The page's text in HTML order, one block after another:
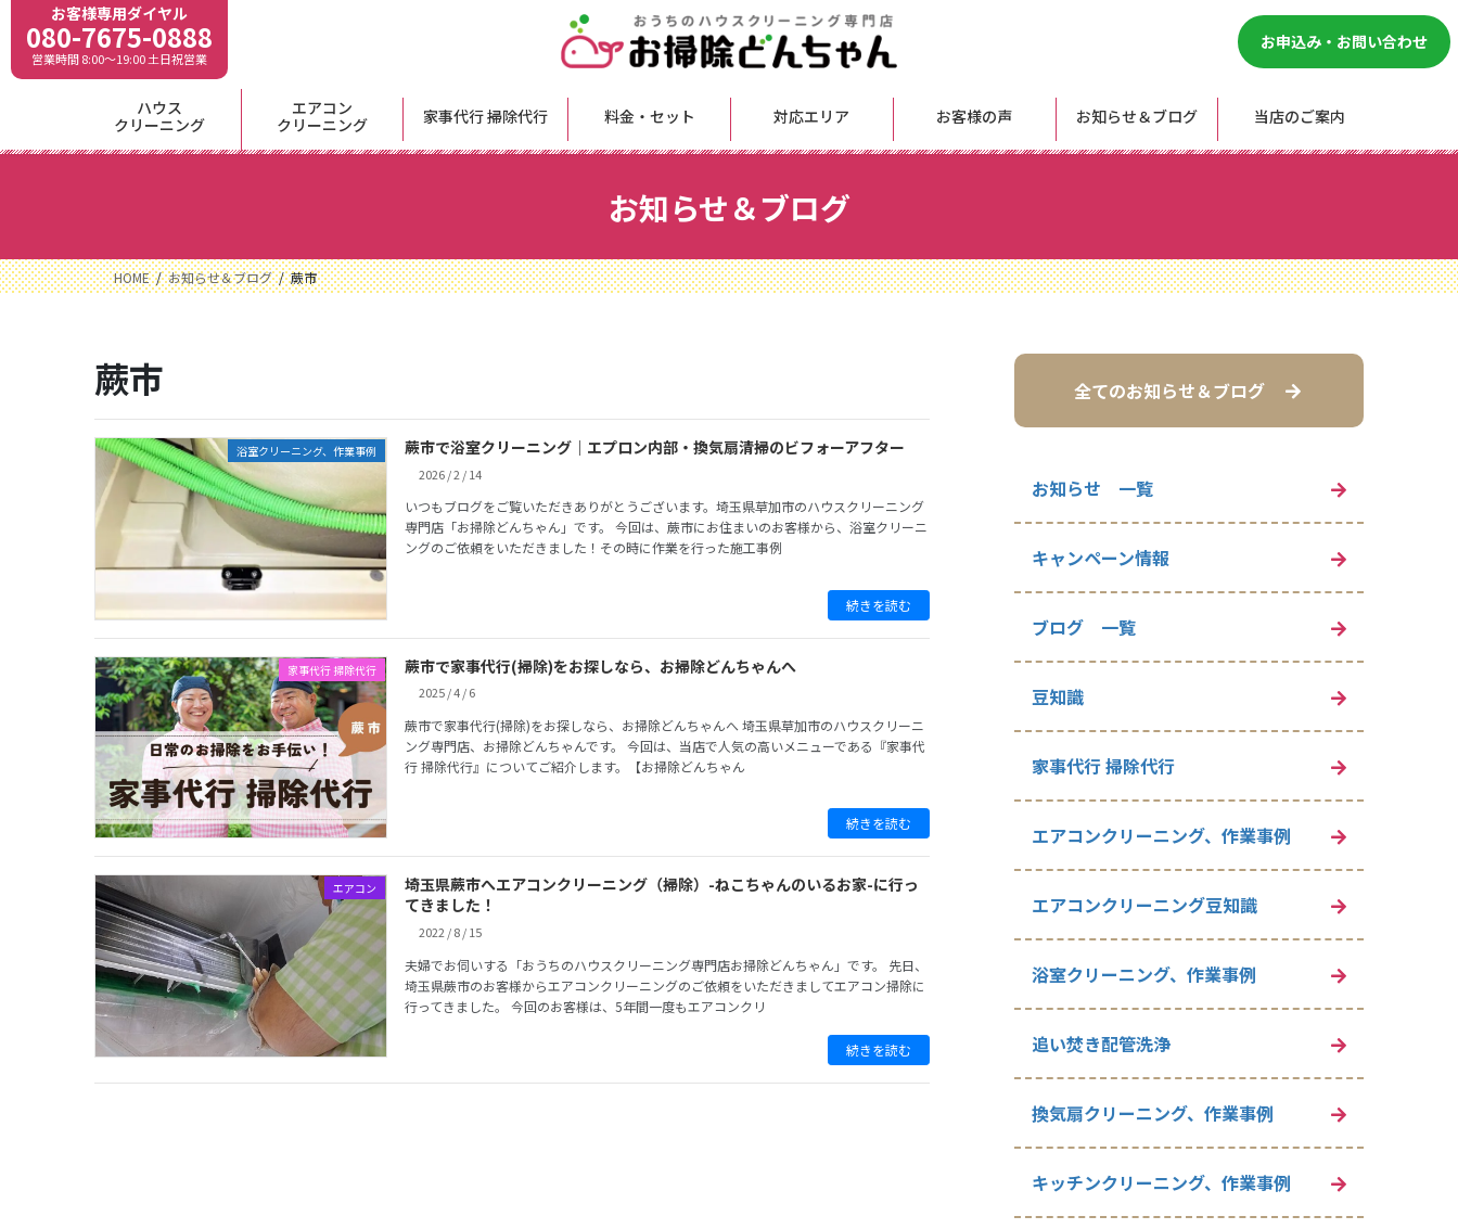
テ
ゲ
お申込み・お問い合わせ
お客様専用ダイヤル
080-7675-0888
営業時間 8:00〜19:00 土日祝営業
ハウス
クリーニング
エアコン
クリーニング
家事代行 掃除代行 料金・セット 対応エリア お客様の声 お知らせ＆ブログ 当店のご案内
お知らせ＆ブログ
HOME お知らせ＆ブログ 蕨市
蕨市
浴室クリーニング、作業事例 蕨市で浴室クリーニング｜エプロン内部・換気扇清掃のビフォーアフター
2026 / 2 / 14
いつもブログをご覧いただきありがとうございます。埼玉県草加市のハウスクリーニング
専門店「お掃除どんちゃん」です。 今回は、蕨市にお住まいのお客様から、浴室クリーニ
ングのご依頼をいただきました！その時に作業を行った施工事例
続きを読む
家事代行 掃除代行 蕨市で家事代行(掃除)をお探しなら、お掃除どんちゃんへ
2025 / 4 / 6
蕨市で家事代行(掃除)をお探しなら、お掃除どんちゃんへ 埼玉県草加市のハウスクリーニ
ング専門店、お掃除どんちゃんです。 今回は、当店で人気の高いメニューである『家事代
行 掃除代行』についてご紹介します。【お掃除どんちゃん
続きを読む
エアコン
埼玉県蕨市へエアコンクリーニング（掃除）-ねこちゃんのいるお家-に行っ
てきました！
2022 / 8 / 15
夫婦でお伺いする「おうちのハウスクリーニング専門店お掃除どんちゃん」です。 先日、
埼玉県蕨市のお客様からエアコンクリーニングのご依頼をいただきましてエアコン掃除に
行ってきました。 今回のお客様は、5年間一度もエアコンクリ
続きを読む
全てのお知らせ＆ブログ
お知らせ 一覧
キャンペーン情報
ブログ 一覧
豆知識
家事代行 掃除代行
エアコンクリーニング、作業事例
エアコンクリーニング豆知識
浴室クリーニング、作業事例
追い焚き配管洗浄
換気扇クリーニング、作業事例
キッチンクリーニング、作業事例